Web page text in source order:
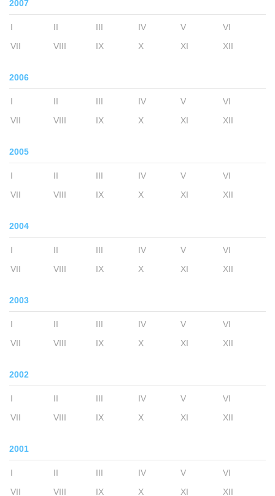
2007
I II III IV V
VI
VII
VIII IX X XI XII
2006
I II III IV V
VI
VII
VIII IX X XI XII
2005
I II III IV V
VI
VII
VIII IX X XI XII
2004
I II III IV V
VI
VII
VIII IX X XI XII
2003
I II III IV V
VI
VII
VIII IX X XI XII
2002
I II III IV V
VI
VII
VIII IX X XI XII
2001
I II III IV V
VI
VII
VIII IX X XI XII